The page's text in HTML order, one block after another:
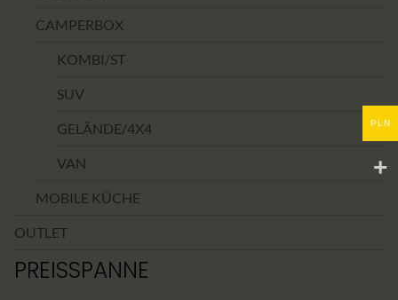
CAMPERBOX
KOMBI/ST
SUV
GELÄNDE/4X4
VAN
MOBILE KÜCHE
OUTLET
PREISSPANNE
PLN